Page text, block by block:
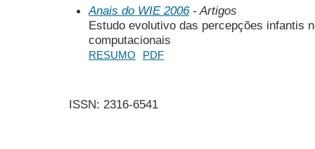
Anais do WIE 2006- Artigos
Estudo evolutivo das percepções infantis
computacionais
RESUMO PDF
ISSN: 2316-6541